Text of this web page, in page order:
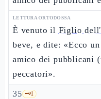
LETTURA ORTODOSSA
È venuto il Figlio
beve, e dite: «Ecco
amico dei pubblicani
peccatori».
35 🗝️1